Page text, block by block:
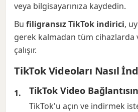
veya bilgisayarınıza kaydedin.
Bu filigransız TikTok indirici,
gerek kalmadan tüm
çalışır.
TikTok Videoları Nasıl
TikTok Video
TikTok'u açın ve indirmek